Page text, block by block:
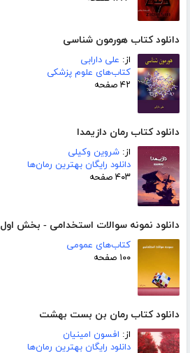
دانلود کتاب هورمون شناسی
از: علی دارابی
کتاب‌های علوم پزشکی
۴۲ صفحه
دانلود کتاب رمان دازیمدا
از: شروین وکیلی
دانلود رایگان بهترین رمان‌ها
۴۰۳ صفحه
دانلود نمونه سوالات استخدامی - بخش اول
کتاب‌های عمومی
۱۰۰ صفحه
دانلود کتاب رمان بن بست بهشت
از: افسون امینیان
دانلود رایگان بهترین رمان‌ها